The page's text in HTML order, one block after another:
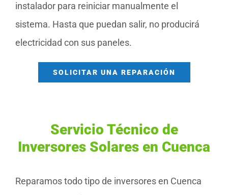
instalador para reiniciar manualmente el
sistema. Hasta que puedan salir, no producirá
electricidad con sus paneles.
SOLICITAR UNA REPARACIÓN
Servicio Técnico de
Inversores Solares en Cuenca
Reparamos todo tipo de inversores en Cuenca